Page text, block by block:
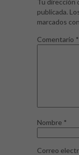
publicada.
marcados con
Comentario *
Nombre *
Correo